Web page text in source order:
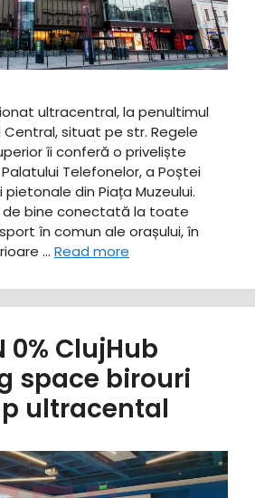
ultracentral, la penultimul
situat pe str. Regele
îi conferă o priveliște
Telefonelor, a Poștei
din Piața Muzeului.
bine conectată la toate
în comun ale orașului, în
… Read more
0% ClujHub
space birouri
ultracental